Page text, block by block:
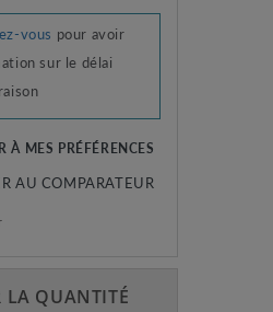
vous pour avoir
sur le délai
À MES PRÉFÉRENCES
AU COMPARATEUR
LA QUANTITÉ